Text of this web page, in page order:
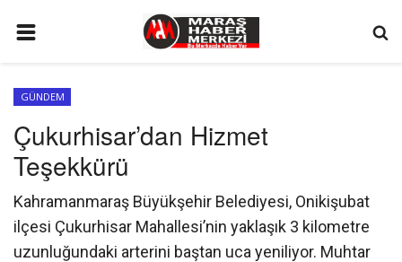
GÜNDEM
SİYASET
EKONOMİ
EĞİTİM
SPOR
GÜNDEM
Çukurhisar’dan Hizmet
Teşekkürü
Kahramanmaraş Büyükşehir Belediyesi, Onikişubat
ilçesi Çukurhisar Mahallesi’nin yaklaşık 3 kilometre
uzunluğundaki arterini baştan uca yeniliyor. Muhtar